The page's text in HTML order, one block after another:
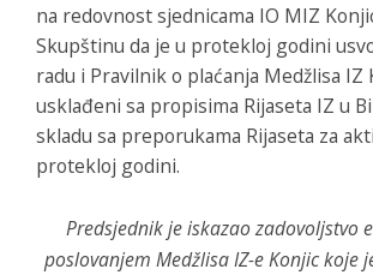
na redovnost sjednicama IO MIZ
Skupštinu da je u protekloj godini
radu i Pravilnik o plaćanja Medžlisa IZ
usklađeni sa propisima Rijaseta IZ u
skladu sa preporukama Rijaseta za
protekloj godini.
Predsjednik je iskazao zadovoljstvo
poslovanjem Medžlisa IZ-e Konjic koje